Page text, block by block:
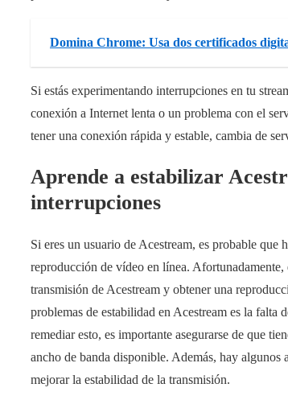
Domina Chrome: Usa dos certificados
Si estás experimentando interrupciones en tu
conexión a Internet lenta o un problema con el
tener una conexión rápida y estable, cambia de
Aprende a estabilizar
interrupciones
Si eres un usuario de Acestream, es probable
reproducción de vídeo en línea. Afortunadamente,
transmisión de Acestream y obtener una
problemas de estabilidad en Acestream es la falta
remediar esto, es importante asegurarse de que
ancho de banda disponible. Además, hay algunos
mejorar la estabilidad de la transmisión.